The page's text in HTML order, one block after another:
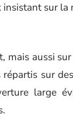
sur la
mais aussi
sur
large